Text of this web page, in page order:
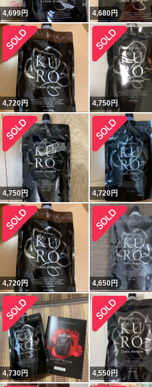
4,699円 4,680円
4,720円 4,750円
4,750円 4,720円
4,720円 4,650円
4,730円 4,550円